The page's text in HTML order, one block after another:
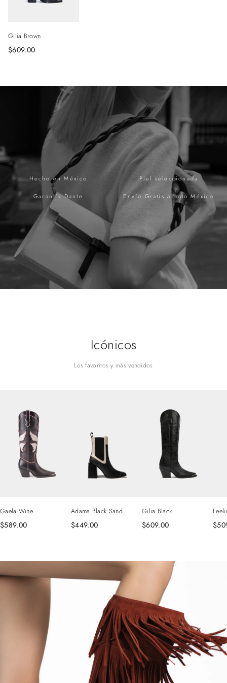
Gilia Brown
$609.00
Hecho en México Piel seleccionada
Garantía Dante Envío Gratis a todo México
Icónicos
Los favoritos y más vendidos
Gaela Wine
$589.00
Adama Black Sand
$449.00
Gilia Black
$609.00